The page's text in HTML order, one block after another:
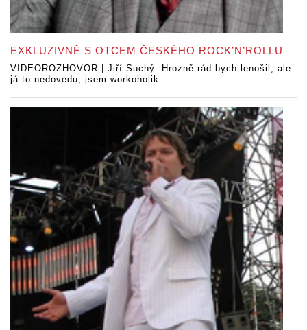
EXKLUZIVNĚ S OTCEM ČESKÉHO ROCK’N’ROLLU
VIDEOROZHOVOR | Jiří Suchý: Hrozně rád bych lenošil, ale
já to nedovedu, jsem workoholik